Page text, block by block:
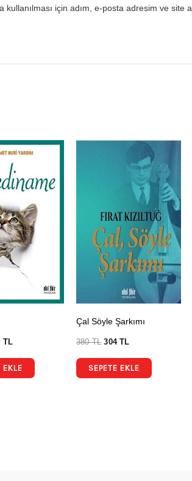
kullanılması için adım, e-posta adresim ve site
TL
EKLE
Çal Söyle Şarkımı
380TL 304TL
SEPETE EKLE